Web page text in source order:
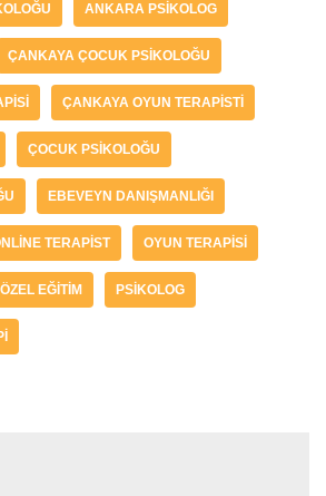
ANKARA PSIKOLOG
ÇANKAYA ÇOCUK PSIKOLOĞU
ÇANKAYA OYUN TERAPISTI
ÇOCUK PSIKOLOĞU
EBEVEYN DANIŞMANLIĞI
TERAPIST OYUN TERAPISI
ÖZEL EĞITIM PSIKOLOG